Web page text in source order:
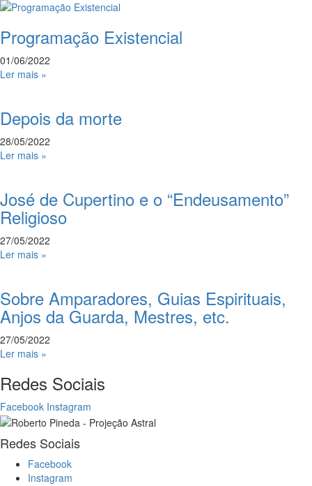
Programação Existencial
01/06/2022
Ler mais »
Depois da morte
28/05/2022
Ler mais »
José de Cupertino e o “Endeusamento”
Religioso
27/05/2022
Ler mais »
Sobre Amparadores, Guias Espirituais,
Anjos da Guarda, Mestres, etc.
27/05/2022
Ler mais »
Redes Sociais
Facebook Instagram
Redes Sociais
Facebook
Instagram